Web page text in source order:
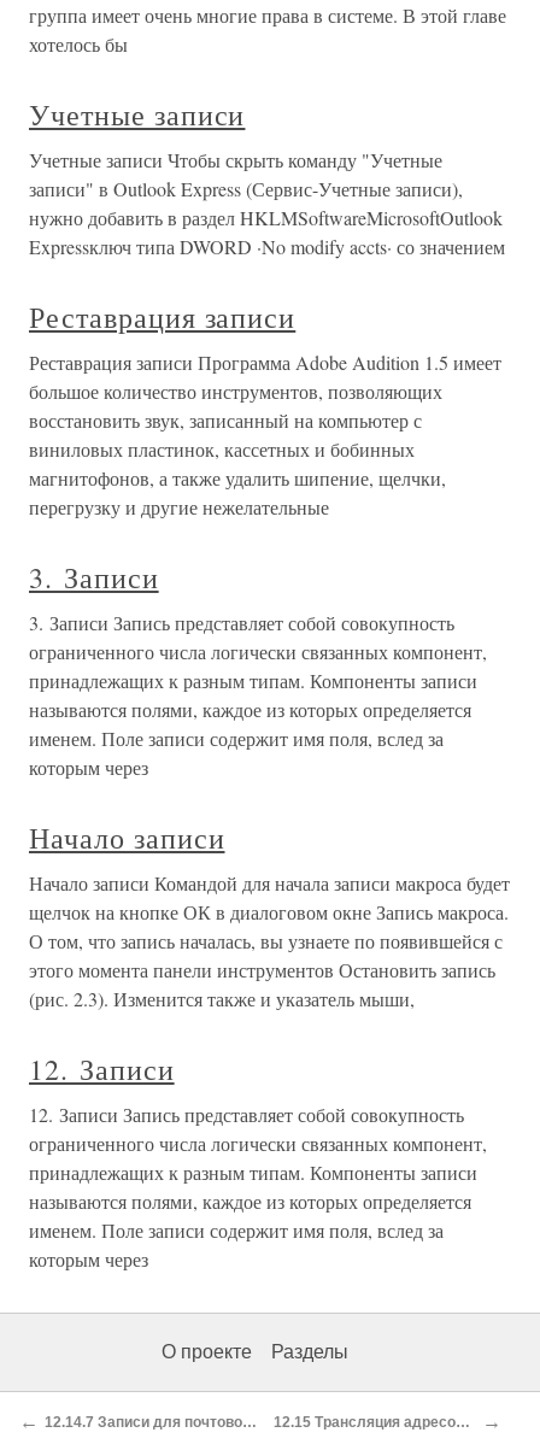
группа имеет очень многие права в системе. В этой главе
хотелось бы
Учетные записи
Учетные записи Чтобы скрыть команду "Учетные
записи" в Outlook Express (Сервис-Учетные записи),
нужно добавить в раздел HKLMSoftwareMicrosoftOutlook
Expressключ типа DWORD ·No modify accts· со значением
Реставрация записи
Реставрация записи Программа Adobe Audition 1.5 имеет
большое количество инструментов, позволяющих
восстановить звук, записанный на компьютер с
виниловых пластинок, кассетных и бобинных
магнитофонов, а также удалить шипение, щелчки,
перегрузку и другие нежелательные
3. Записи
3. Записи Запись представляет собой совокупность
ограниченного числа логически связанных компонент,
принадлежащих к разным типам. Компоненты записи
называются полями, каждое из которых определяется
именем. Поле записи содержит имя поля, вслед за
которым через
Начало записи
Начало записи Командой для начала записи макроса будет
щелчок на кнопке ОК в диалоговом окне Запись макроса.
О том, что запись началась, вы узнаете по появившейся с
этого момента панели инструментов Остановить запись
(рис. 2.3). Изменится также и указатель мыши,
12. Записи
12. Записи Запись представляет собой совокупность
ограниченного числа логически связанных компонент,
принадлежащих к разным типам. Компоненты записи
называются полями, каждое из которых определяется
именем. Поле записи содержит имя поля, вслед за
которым через
О проекте Разделы
← 12.14.7 Записи для почтового обмена 12.15 Трансляция адресов в имена →